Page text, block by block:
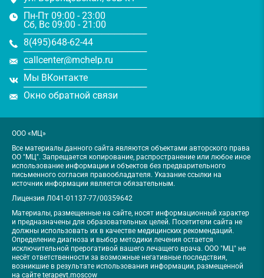
───────────────────
Пн-Пт 09:00 - 23:00
Сб, Вс 09:00 - 21:00
───────────────────
8(495)648-62-44
───────────────────
callcenter@mchelp.ru
───────────────────
Мы ВКонтакте
───────────────────
Окно обратной связи
ООО «МЦ»
Все материалы данного сайта являются объектами авторского права
ОО "МЦ". Запрещается копирование, распространение или любое иное
использование информации и объектов без предварительного
письменного согласия правообладателя. Указание ссылки на
источник информации является обязательным.
Лицензия Л041-01137-77/00359642
Материалы, размещенные на сайте, носят информационный характер
и предназначены для образовательных целей. Посетители сайта не
должны использовать их в качестве медицинских рекомендаций.
Определение диагноза и выбор методики лечения остается
исключительной прерогативой вашего лечащего врача. ООО "МЦ" не
несёт ответственности за возможные негативные последствия,
возникшие в результате использования информации, размещенной
на сайте terapevt.moscow